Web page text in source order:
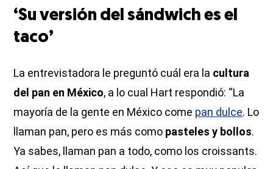
‘Su versión del sándwich es el
taco’
La entrevistadora le preguntó cuál era la cultura
del pan en México, a lo cual Hart respondió: “La
mayoría de la gente en México come pan dulce. Lo
llaman pan, pero es más como pasteles y bollos.
Ya sabes, llaman pan a todo, como los croissants.